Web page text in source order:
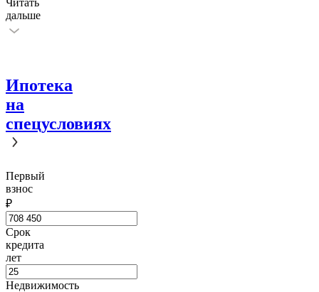
Читать
дальше
Ипотека
на
спецусловиях
Первый
взнос
₽
Срок
кредита
лет
Недвижимость